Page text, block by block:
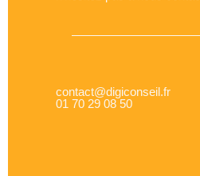
contact@digiconseil.fr
01 70 29 08 50